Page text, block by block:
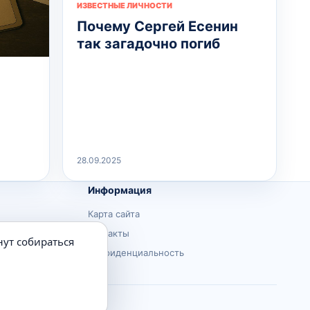
ИЗВЕСТНЫЕ ЛИЧНОСТИ
Почему Сергей Есенин
так загадочно погиб
28.09.2025
Информация
Карта сайта
Контакты
Конфиденциальность
собираться